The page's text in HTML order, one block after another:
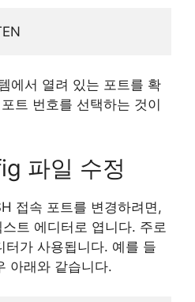
에서 열려 있는 포트를 확
트 번호를 선택하는 것이
파일 수정
접속 포트를 변경하려면,
트 에디터로 엽니다. 주로
가 사용됩니다. 예를 들
아래와 같습니다.